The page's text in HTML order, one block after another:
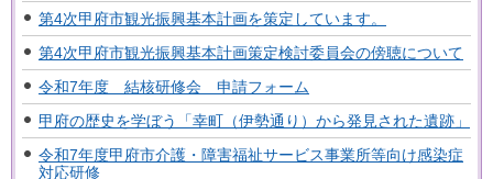
第4次甲府市観光振興基本計画を策定しています。
第4次甲府市観光振興基本計画策定検討委員会の傍聴について
令和7年度 結核研修会 申請フォーム
甲府の歴史を学ぼう「幸町（伊勢通り）から発見された遺跡」
令和7年度甲府市介護・障害福祉サービス事業所等向け感染症
対応研修